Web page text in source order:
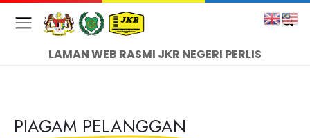
LAMAN WEB RASMI JKR NEGERI PERLIS
PIAGAM PELANGGAN